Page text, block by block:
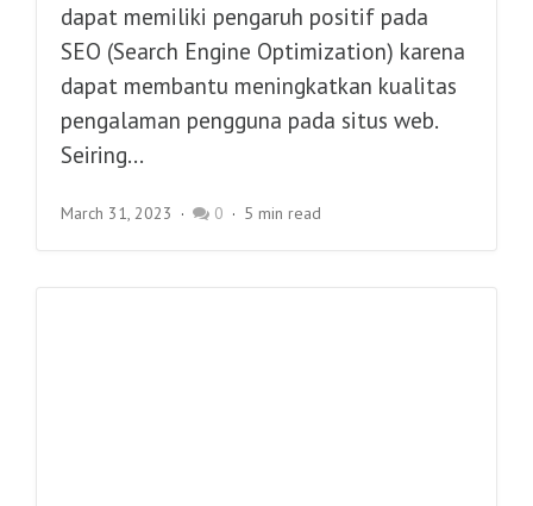
dapat memiliki pengaruh positif pada
SEO (Search Engine Optimization) karena
dapat membantu meningkatkan kualitas
pengalaman pengguna pada situs web.
Seiring...
March 31, 2023 0 5 min read